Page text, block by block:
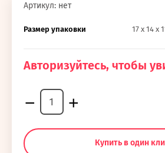
Артикул: нет
Размер упаковки 17 х 14 х
Авторизуйтесь, чтобы
− +
Купить в один